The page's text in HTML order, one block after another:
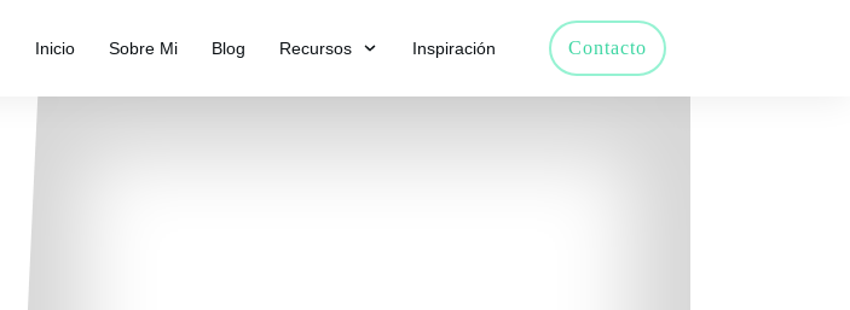
Inicio Sobre Mi Blog Recursos Inspiración Contacto